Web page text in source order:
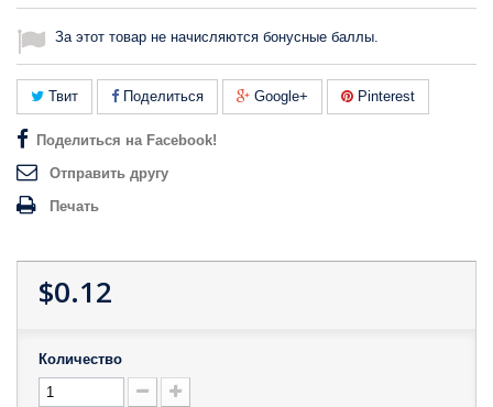
За этот товар не начисляются бонусные баллы.
Твит Поделиться Google+ Pinterest
Поделиться на Facebook!
Отправить другу
Печать
$0.12
Количество